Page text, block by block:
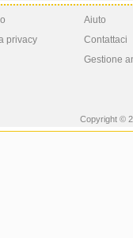
privacy
Aiuto
Contattaci
Gestione
Copyright ©